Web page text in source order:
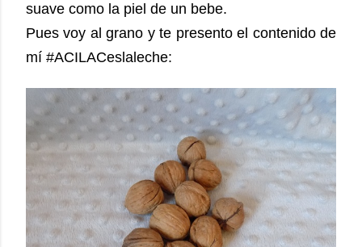
suave como la piel de un bebe.
Pues voy al grano y te presento el contenido de
mí #ACILACeslaleche: